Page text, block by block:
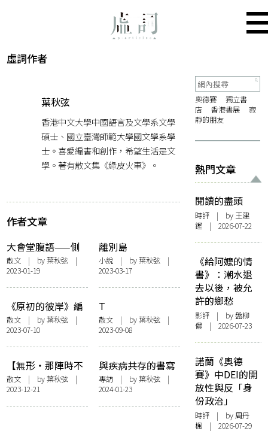
虛詞作者
葉秋弦
香港中文大學中國語言及文學系文學
碩士、國立臺灣師範大學國文學系學
士。喜愛編書和創作，希望生活是文
學。著有散文集《綠皮火車》。
作者文章
大會堂腹語——側
記成書的日子
散文 | by 葉秋弦 |
2023-01-19
離別島
小說| by 葉秋弦 |
2023-03-17
《原初的彼岸》編
後記
散文 | by 葉秋弦 |
2023-07-10
T
散文| by 葉秋弦 |
2023-09-08
【無形・那陣時不
知道的滋味】潛伏
味蕾的密語
散文 | by 葉秋弦 |
2023-12-21
與疾病共存的書寫
——與董啟章談
《心》
專訪| by 葉秋弦 |
2024-01-23
奧德賽
獨立書
店
香港書展
寂
靜的朋友
熱門文章
閱讀的盡頭
時評 | by 王建
鏗 | 2026-07-22
《給阿嬤的情
書》：潮水退
去以後，被允
許的鄉愁
影評 | by 盤柳
儂 | 2026-07-23
諾蘭《奧德
賽》中DEI的開
放性與反「身
份政治」
時評 | by周丹
楓 | 2026-07-29